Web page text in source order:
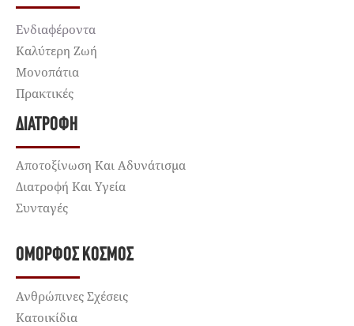
Ενδιαφέροντα
Καλύτερη Ζωή
Μονοπάτια
Πρακτικές
ΔΙΑΤΡΟΦΉ
Αποτοξίνωση Και Αδυνάτισμα
Διατροφή Και Υγεία
Συνταγές
ΌΜΟΡΦΟΣ ΚΌΣΜΟΣ
Ανθρώπινες Σχέσεις
Κατοικίδια